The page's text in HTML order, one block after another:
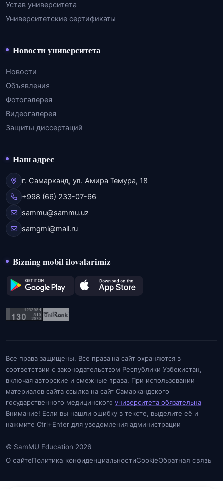
Устав университета
Университетские сертификаты
Новости университета
Новости
Объявления
Фотогалерея
Видеогалерея
Защиты диссертаций
Наш адрес
г. Самарканд, ул. Амира Темура, 18
+998 (66) 233-07-66
sammu@sammu.uz
samgmi@mail.ru
Bizning mobil ilovalarimiz
Все права защищены. Все права на сайт охраняются в
соответствии с законодательством Республики Узбекистан,
включая авторские и смежные права. При использовании
материалов сайта ссылка на сайт Самаркандского
государственного медицинского университета обязательна
Внимание! Если вы нашли ошибку в тексте, выделите её и
нажмите Ctrl+Enter для уведомления администрации
© SamMU Education 2026
О сайтеПолитика конфиденциальностиCookieОбратная связь